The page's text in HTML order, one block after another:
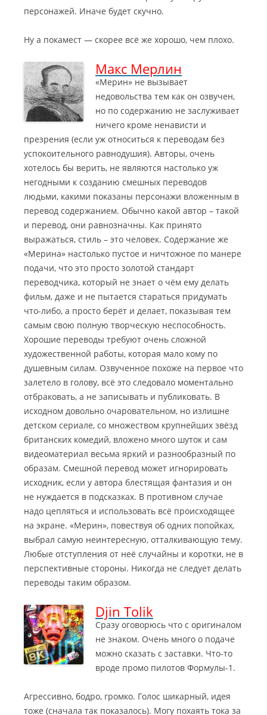
персонажей. Иначе будет скучно.
Ну а покамест — скорее всё же хорошо, чем плохо.
Макс Мерлин
«Мерин» не вызывает
недовольства тем как он озвучен,
но по содержанию не заслуживает
ничего кроме ненависти и
презрения (если уж относиться к переводам без
успокоительного равнодушия). Авторы, очень
хотелось бы верить, не являются настолько уж
негодными к созданию смешных переводов
людьми, какими показаны персонажи вложенным в
перевод содержанием. Обычно какой автор – такой
и перевод, они равнозначны. Как принято
выражаться, стиль – это человек. Содержание же
«Мерина» настолько пустое и ничтожное по манере
подачи, что это просто золотой стандарт
переводчика, который не знает о чём ему делать
фильм, даже и не пытается стараться придумать
что-либо, а просто берёт и делает, показывая тем
самым свою полную творческую неспособность.
Хорошие переводы требуют очень сложной
художественной работы, которая мало кому по
душевным силам. Озвученное похоже на первое что
залетело в голову, всё это следовало моментально
отбраковать, а не записывать и публиковать. В
исходном довольно очаровательном, но излишне
детском сериале, со множеством крупнейших звёзд
британских комедий, вложено много шуток и сам
видеоматериал весьма яркий и разнообразный по
образам. Смешной перевод может игнорировать
исходник, если у автора блестящая фантазия и он
не нуждается в подсказках. В противном случае
надо цепляться и использовать всё происходящее
на экране. «Мерин», повествуя об одних попойках,
выбрал самую неинтересную, отталкивающую тему.
Любые отступления от неё случайны и коротки, не в
перспективные стороны. Никогда не следует делать
переводы таким образом.
Djin Tolik
Сразу оговорюсь что с оригиналом
не знаком. Очень много о подаче
можно сказать с заставки. Что-то
вроде промо пилотов Формулы-1.
Агрессивно, бодро, громко. Голос шикарный, идея
тоже (сначала так показалось). Могу похаять тока за